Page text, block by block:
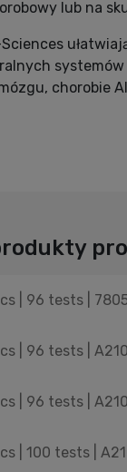
lub na
chorobie
| 96 tests |
| 96 tests |
| 96 tests |
| 100 tests |